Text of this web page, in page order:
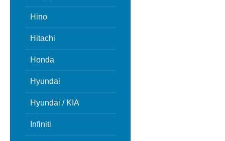
Hino
Hitachi
Honda
Hyundai
Hyundai / KIA
Infiniti